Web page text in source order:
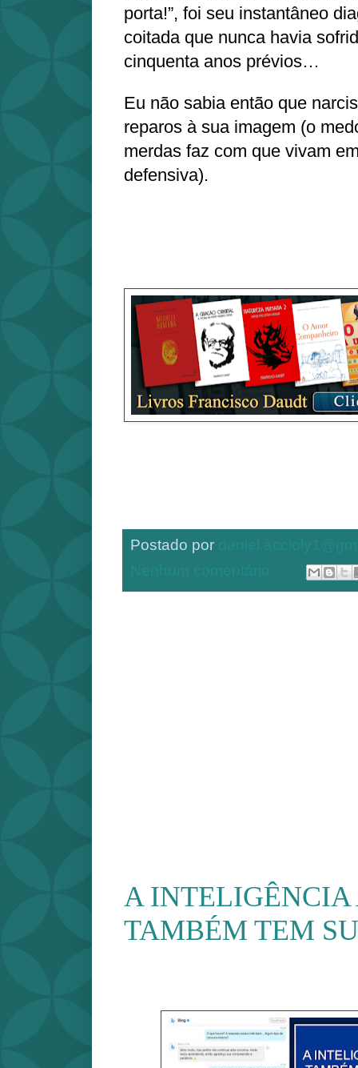
porta!”, foi seu instantâneo
coitada que nunca havia
cinquenta anos prévios…
Eu não sabia então que
reparos à sua imagem (o
merdas faz com que vivam
defensiva).
Postado por
A
TAMBÉM TEM